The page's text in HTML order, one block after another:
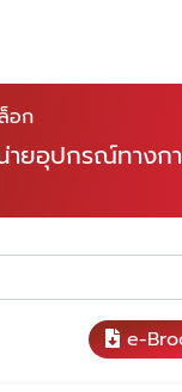
อก
น่ายอุปกรณ์ทาง
e-